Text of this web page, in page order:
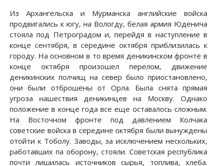
Из Архангельска и Мурманска английские войска
продвигались к югу, на Вологду, белая армия Юденича
стояла под Петроградом и, перейдя в наступление в
конце сентября, в середине октября приблизилась к
городу. На основном в то время деникинском фронте в
конце октября произошел перелом, движение
деникинских полчищ на север было приостановлено,
они были отброшены от Орла. Была снята прямая
угроза нашествия деникинцев на Москву. Однако
положение в конце года все еще оставалось сложным.
На Восточном фронте под давлением Колчака
советские войска в середине октября были вынуждены
отойти к Тоболу. Заводы, за исключением нескольких,
работавших па оборону, стояли. Советская республика
почти лишилась источников сырья, топлива, хлеба.